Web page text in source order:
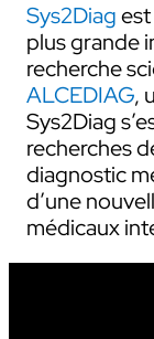
Sys2Diag
plus grande
recherche
ALCEDIAG,
Sys2Diag
recherches
diagnostic
d’une
médicaux